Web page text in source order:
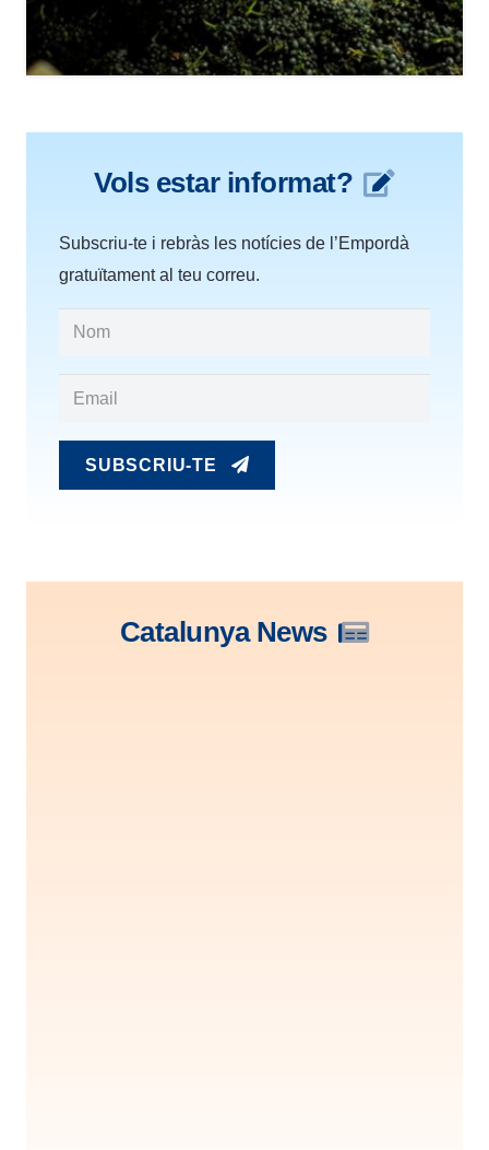
Vols estar informat?
Subscriu-te i rebràs les notícies de l’Empordà
gratuïtament al teu correu.
SUBSCRIU-TE
Catalunya News